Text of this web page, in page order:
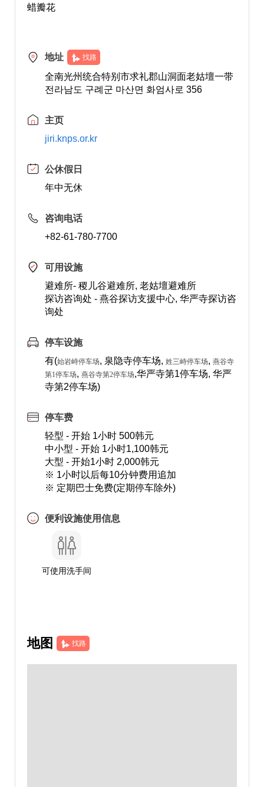
蜡瓣花
地址 找路
全南光州统合特别市求礼郡山洞面老姑壇一带
전라남도 구례군 마산면 화엄사로 356
主页
jiri.knps.or.kr
公休假日
年中无休
咨询电话
+82-61-780-7700
可用设施
避难所- 稷儿谷避难所, 老姑壇避难所
探访咨询处 - 燕谷探访支援中心, 华严寺探访咨
询处
停车设施
有(始岩峙停车场, 泉隐寺停车场, 姓三峙停车场, 燕谷寺
第1停车场, 燕谷寺第2停车场,华严寺第1停车场, 华严
寺第2停车场)
停车费
轻型 - 开始 1小时 500韩元
中小型 - 开始 1小时1,100韩元
大型 - 开始1小时 2,000韩元
※ 1小时以后每10分钟费用追加
※ 定期巴士免费(定期停车除外)
便利设施使用信息
可使用洗手间
地图 找路